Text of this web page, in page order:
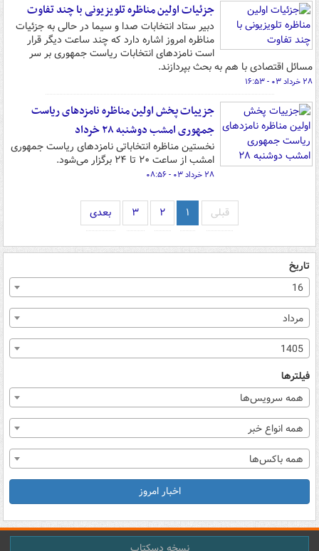
جزئیات اولین مناظره تلویزیونی با چند تفاوت
دبیر ستاد انتخابات صدا و سیما در حالی به جزئیات
مناظره امروز اشاره دارد که چند ساعت دیگر قرار
است نامزدهای انتخابات ریاست جمهوری بر سر
مسائل اقتصادی با هم به بحث بپردازند.
۲۸ خرداد ۰۳ - ۱۶:۵۳
جزییات پخش اولین مناظره نامزدهای ریاست
جمهوری امشب دوشنبه ۲۸ خرداد
نخستین مناظره انتخاباتی نامزدهای ریاست‌ جمهوری
امشب از ساعت ۲۰ تا ۲۴ برگزار می‌شود.
۲۸ خرداد ۰۳ - ۰۸:۵۶
قبلی ۱ ۲ ۳ بعدی
تاریخ
16
مرداد
1405
فیلترها
همه سرویس‌ها
همه انواع خبر
همه باکس‌ها
اخبار امروز